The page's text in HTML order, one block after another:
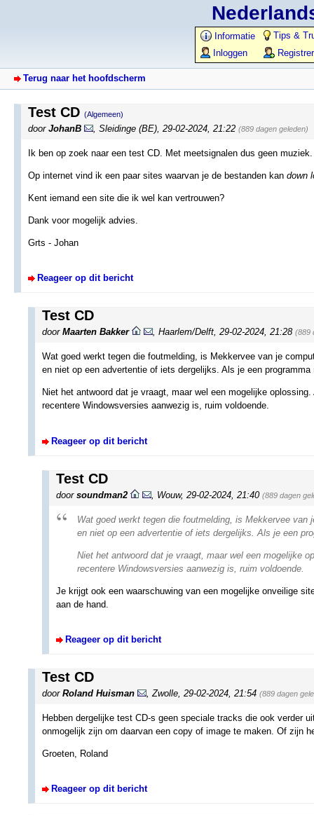
Informatie
Tips &
Inloggen
Terug naar het hoofdscherm
Test CD (Algemeen)
door JohanB Sleidinge (BE) 29-02-2024, 21:22 (889 dagen geleden)
Ik ben op zoek naar een test CD. Met meetsignalen dus geen
Op internet vind ik een paar sites waarvan je de bestanden kan down
Kent iemand een site die ik wel kan vertrouwen?
Dank voor mogelijk advies.
Grts - Johan
Reageer op dit bericht
Test CD
door Maarten Bakker , Haarlem/Delft, 29-02-2024, 21:28 (889
Wat goed werkt tegen die foutmelding, is Mekkervee van je
en niet op een advertentie of iets dergelijks. Als je een
Niet het antwoord dat je vraagt, maar wel een mogelijke
recentere Windowsversies aanwezig is, ruim voldoende.
Reageer op dit bericht
Test CD
door soundman2 Wouw, 29-02-2024, 21:40 (889 dagen
Wat goed werkt tegen die foutmelding, is Mekkervee
en niet op een advertentie of iets dergelijks. Als je een
Niet het antwoord dat je vraagt, maar wel een mogelijke
recentere Windowsversies aanwezig is, ruim voldoende.
Je krijgt ook een waarschuwing van een mogelijke onveilige
aan de hand.
Reageer op dit bericht
Test CD
door Roland Huisman Zwolle 29-02-2024, 21:54 (889 dagen
Hebben dergelijke test CD-s geen speciale tracks die ook verder
onmogelijk zijn om daarvan een copy of image te maken. Of zijn
Groeten, Roland
Reageer op dit bericht